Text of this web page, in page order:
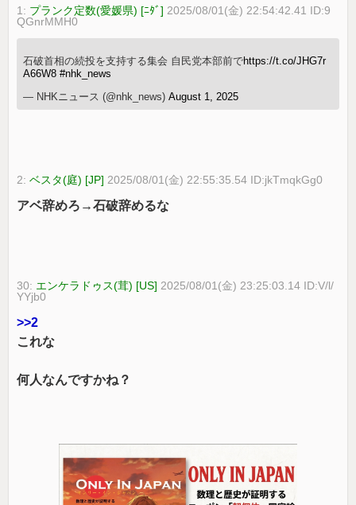
1: プランク定数(愛媛県) [ﾆﾀﾞ] 2025/08/01(金) 22:54:42.41 ID:9
QGnrMMH0
石破首相の続投を支持する集会 自民党本部前でhttps://t.co/JHG7r
A66W8 #nhk_news
— NHKニュース (@nhk_news)August 1, 2025
2:ベスタ(庭) [JP] 2025/08/01(金) 22:55:35.54 ID:jkTmqkGg0
アベ辞めろ→石破辞めるな
30: エンケラドゥス(茸) [US] 2025/08/01(金) 23:25:03.14 ID:V/l/
YYjb0
>>2
これな
何人なんですかね？